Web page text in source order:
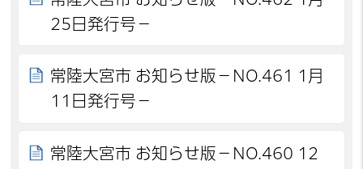
25日発行号－
常陸大宮市 お知らせ版－NO.461 1月
11日発行号－
常陸大宮市 お知らせ版－NO.460 12